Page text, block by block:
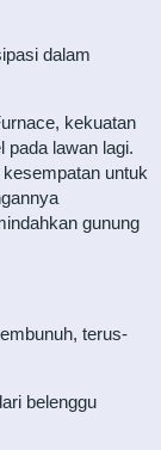
dalam
kekuatan
pada lawan lagi.
untuk
gunung
terus-
belenggu